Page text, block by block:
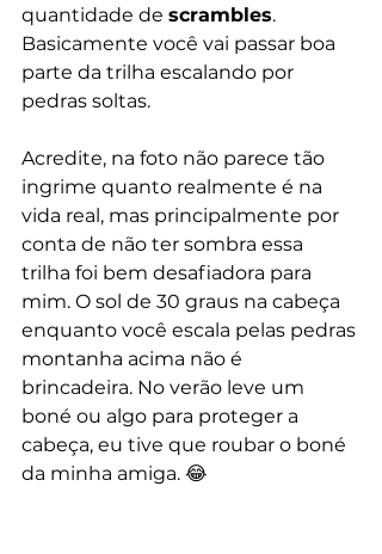
quantidade de scrambles.
Basicamente você vai passar boa
parte da trilha escalando por
pedras soltas.
Acredite, na foto não parece tão
ingrime quanto realmente é na
vida real, mas principalmente por
conta de não ter sombra essa
trilha foi bem desafiadora para
mim. O sol de 30 graus na cabeça
enquanto você escala pelas pedras
montanha acima não é
brincadeira. No verão leve um
boné ou algo para proteger a
cabeça, eu tive que roubar o boné
da minha amiga. 😂